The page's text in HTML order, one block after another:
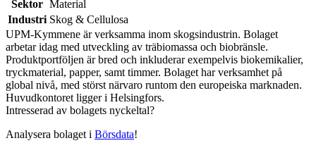
Sektor Material
Industri Skog & Cellulosa
UPM-Kymmene är verksamma inom skogsindustrin. Bolaget
arbetar idag med utveckling av träbiomassa och biobränsle.
Produktportföljen är bred och inkluderar exempelvis biokemikalier,
tryckmaterial, papper, samt timmer. Bolaget har verksamhet på
global nivå, med störst närvaro runtom den europeiska marknaden.
Huvudkontoret ligger i Helsingfors.
Intresserad av bolagets nyckeltal?
Analysera bolaget i Börsdata!